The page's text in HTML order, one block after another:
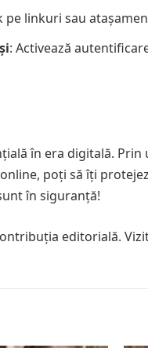
pe linkuri sau
: Activează
în era digitală.
poți să îți
în siguranță!
editorială.